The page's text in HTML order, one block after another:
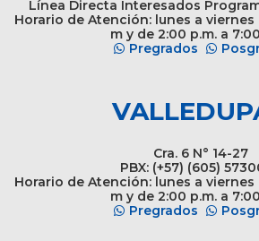
Línea Directa Interesados
Horario de Atención: lunes a viernes
m y de 2:00 p.m. a
Pregrados
Cra. 6 N° 14-27
PBX: (+57) (605)
Horario de Atención: lunes a viernes
m y de 2:00 p.m. a
Pregrados